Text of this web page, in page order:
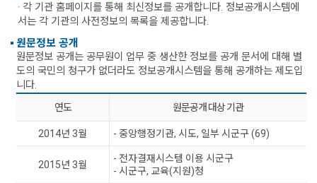
· 각 기관 홈페이지를 통해 최신정보를 공개합니다. 정보공개시스템에
서는 각 기관의 사전정보의 목록을 제공합니다.
원문정보 공개
원문정보 공개는 공무원이 업무 중 생산한 정보를 공개 문서에 대해 별
도의 국민의 청구가 없더라도 정보공개시스템을 통해 공개하는 제도입
니다.
연도 원문공개 대상 기관
2014년 3월 - 중앙행정기관, 시도, 일부 시군구 (69)
2015년 3월
- 전자결재시스템 이용 시군구
- 시군구, 교육(지원)청